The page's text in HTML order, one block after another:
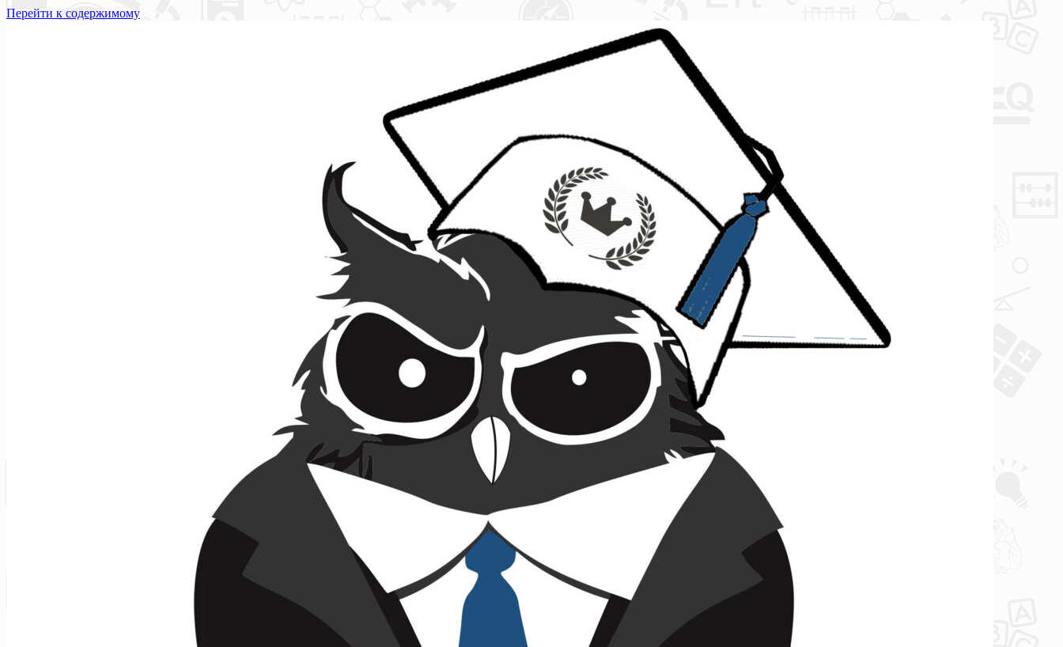
Перейти к содержимому